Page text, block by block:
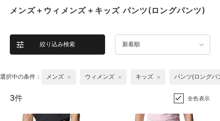
メンズ＋ウィメンズ＋キッズ パンツ(ロングパンツ)
絞り込み検索 新着順
選択中の条件： メンズ ウィメンズ キッズ パンツ(ロングパ
3件 全色表示